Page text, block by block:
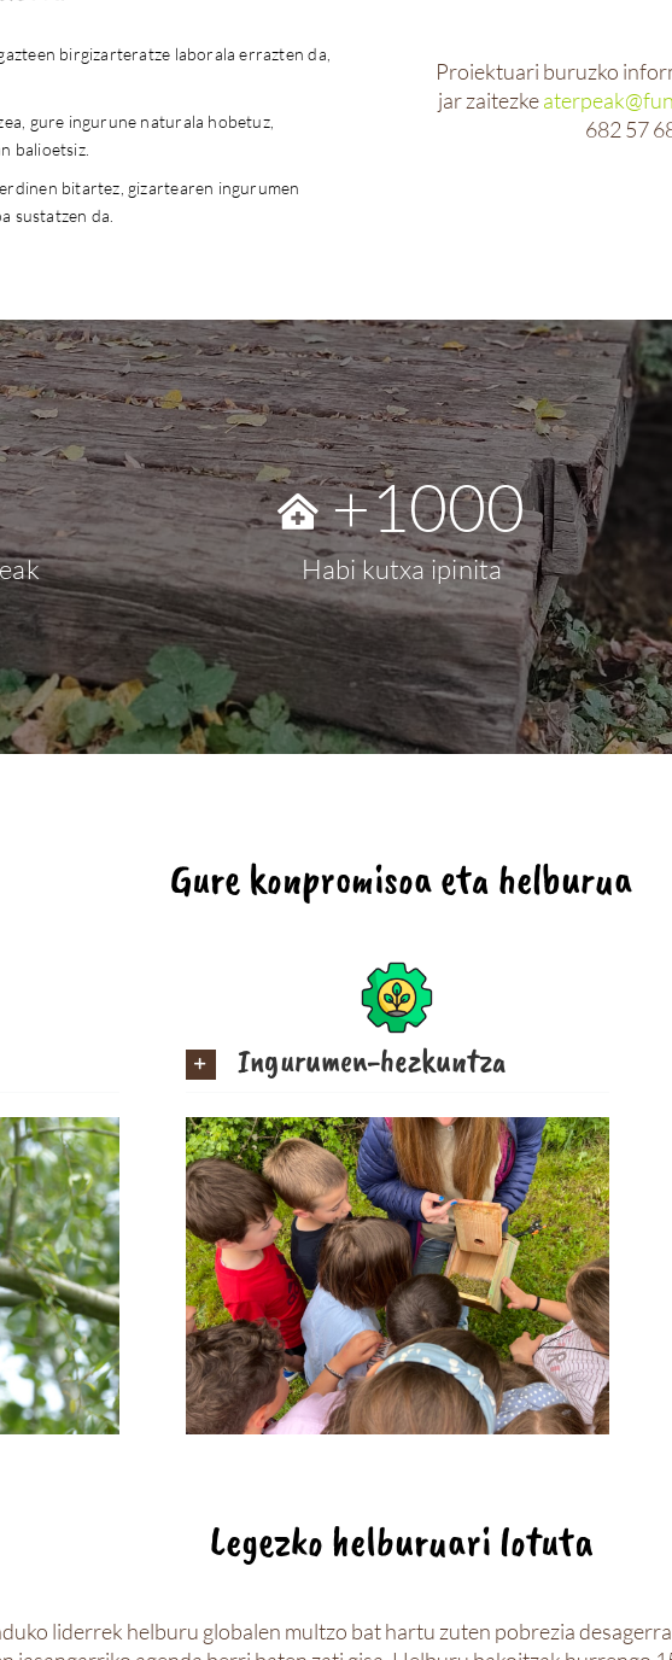
birgizarteratze laborala errazten da,
gure ingurune naturala hobetuz,
balioetsiz.
bitartez, gizartearen ingurumen
sustatzen da.
Proiektuari buruzko
jar zaitezke
682 57
+1000
Habi kutxa ipinita
Gure konpromisoa eta helburua
Ingurumen-hezkuntza
Legezko helburuari lotuta
liderrek helburu globalen multzo bat hartu zuten pobrezia